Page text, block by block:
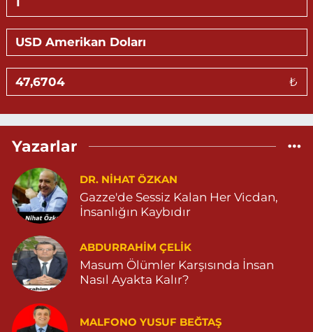
0 (530) 326 46 12
Gündüz Eczanesi
BAHÇEBAŞI MAHALLESİ SELAHADDİN EYYÜBİ CADDE NO:39 B
04823812323
Aksoy Eczanesi
KAPLAN MAH. MARDİN CAD. NO:21 A 04825030197
0 (482) 503 01 97 Yol Tarifi Al
GÜNDOĞAN MAHALLESİ STAD CADDESİ NO:36 A 05380544155
0 (538) 054 41 55 Yol Tarifi Al
Huzur Eczanesi
GÜL MAHALLESİ VATAN CADDE NO:4A 04825912517
₺
Yazarlar
DR. NIHAT ÖZKAN
Gazze'de Sessiz Kalan Her Vicdan,
İnsanlığın Kaybıdır
ABDURRAHIM ÇELİK
Masum Ölümler Karşısında İnsan
Nasıl Ayakta Kalır?
MALFONO YUSUF BEĞTAŞ